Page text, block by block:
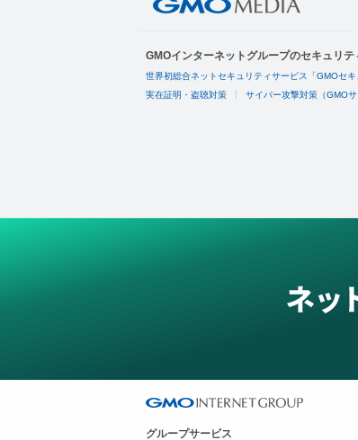
GMOインターネットグループのセキュリテ
世界初総合ネットセキュリティサービス「GMOセキ
実在証明・盗聴対策 サイバー攻撃対策（GMO
グループサービス